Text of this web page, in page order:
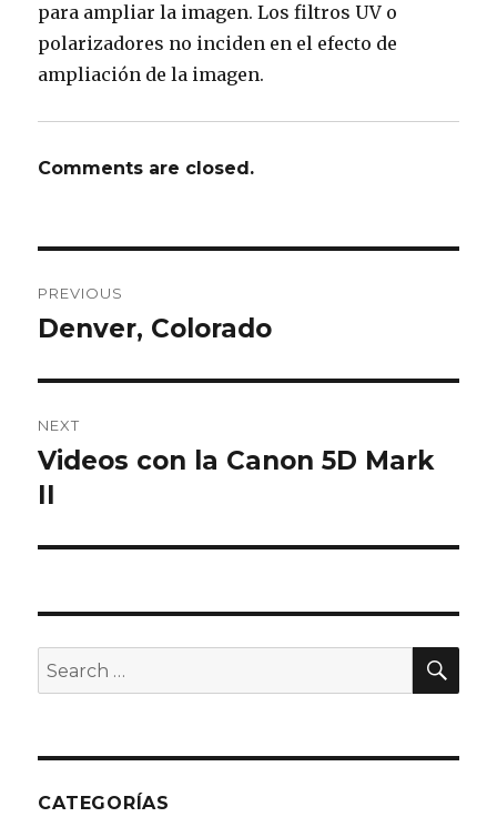
para ampliar la imagen. Los filtros UV o
polarizadores no inciden en el efecto de
ampliación de la imagen.
Comments are closed.
navigation
PREVIOUS
Previous
Denver, Colorado
NEXT
Next
post:
Videos con la Canon 5D Mark
II
Search
for:
CATEGORÍAS